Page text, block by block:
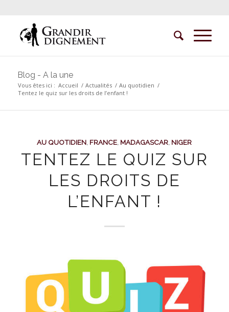
Blog - A la une
Vous êtes ici : Accueil / Actualités / Au quotidien /
Tentez le quiz sur les droits de l’enfant !
AU QUOTIDIEN, FRANCE, MADAGASCAR, NIGER
TENTEZ LE QUIZ SUR
LES DROITS DE
L’ENFANT !